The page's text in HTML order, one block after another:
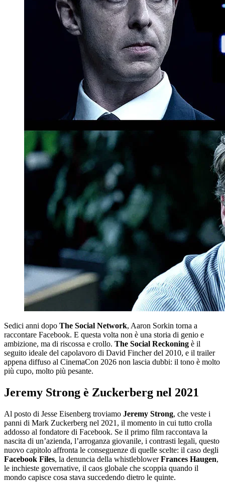
Sedici anni dopo The Social Network, Aaron Sorkin torna a
raccontare Facebook. E questa volta non è una storia di genio e
ambizione, ma di riscossa e crollo. The Social Reckoning è il
seguito ideale del capolavoro di David Fincher del 2010, e il trailer
appena diffuso al CinemaCon 2026 non lascia dubbi: il tono è molto
più cupo, molto più pesante.
Jeremy Strong è Zuckerberg nel 2021
Al posto di Jesse Eisenberg troviamo Jeremy Strong, che veste i
panni di Mark Zuckerberg nel 2021, il momento in cui tutto crolla
addosso al fondatore di Facebook. Se il primo film raccontava la
nascita di un’azienda, l’arroganza giovanile, i contrasti legali, questo
nuovo capitolo affronta le conseguenze di quelle scelte: il caso degli
Facebook Files, la denuncia della whistleblowerFrances Haugen,
le inchieste governative, il caos globale che scoppia quando il
mondo capisce cosa stava succedendo dietro le quinte.